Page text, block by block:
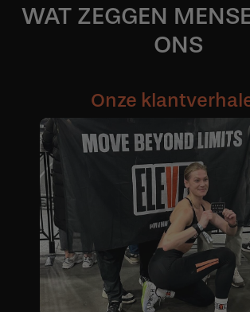
WAT ZEGGEN
ONS
Onze